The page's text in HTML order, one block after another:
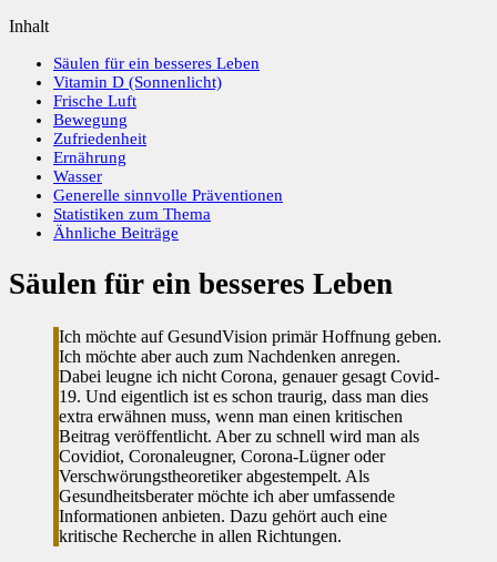
Inhalt
Säulen für ein besseres Leben
Vitamin D (Sonnenlicht)
Frische Luft
Bewegung
Zufriedenheit
Ernährung
Wasser
Generelle sinnvolle Präventionen
Statistiken zum Thema
Ähnliche Beiträge
Säulen für ein besseres Leben
Ich möchte auf GesundVision primär Hoffnung geben.
Ich möchte aber auch zum Nachdenken anregen.
Dabei leugne ich nicht Corona, genauer gesagt Covid-
19. Und eigentlich ist es schon traurig, dass man dies
extra erwähnen muss, wenn man einen kritischen
Beitrag veröffentlicht. Aber zu schnell wird man als
Covidiot, Coronaleugner, Corona-Lügner oder
Verschwörungstheoretiker abgestempelt. Als
Gesundheitsberater möchte ich aber umfassende
Informationen anbieten. Dazu gehört auch eine
kritische Recherche in allen Richtungen.